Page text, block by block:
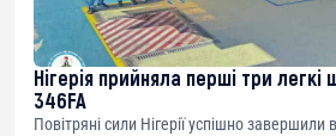
Нігерія прийняла перші три
346FA
Повітряні сили Нігерії успішно завершили в